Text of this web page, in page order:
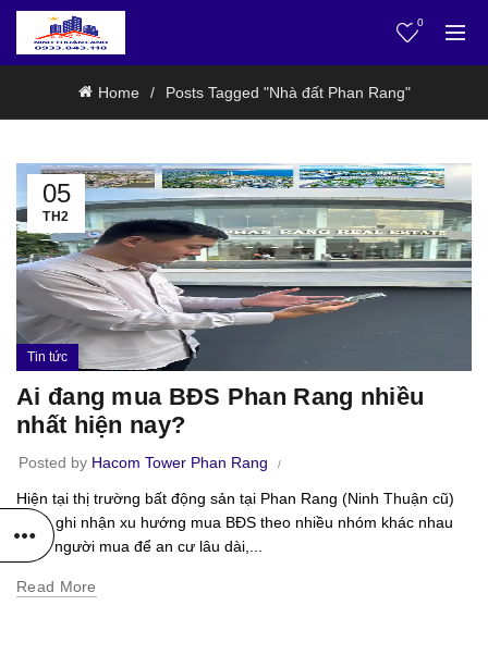
0
Home Posts Tagged "Nhà đất Phan Rang"
05
TH2
Tin tức
Ai đang mua BĐS Phan Rang nhiều
nhất hiện nay?
Posted by Hacom Tower Phan Rang
Hiện tại thị trường bất động sản tại Phan Rang (Ninh Thuận cũ)
đang ghi nhận xu hướng mua BĐS theo nhiều nhóm khác nhau
— từ người mua để an cư lâu dài,...
Read More